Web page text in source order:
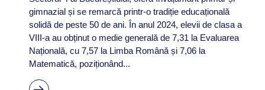
gimnazial și se remarcă printr-o tradiție educațională
solidă de peste 50 de ani. În anul 2024, elevii de clasa a
VIII-a au obținut o medie generală de 7,31 la Evaluarea
Națională, cu 7,57 la Limba Română și 7,06 la
Matematică, poziționând...